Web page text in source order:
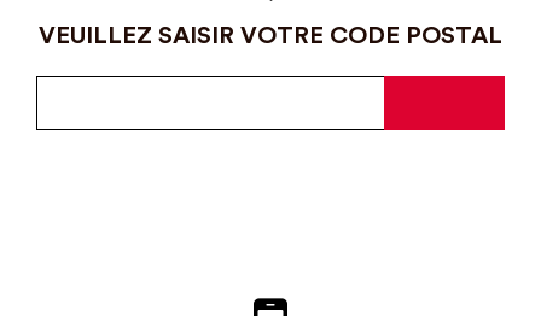
VEUILLEZ SAISIR VOTRE CODE POSTAL